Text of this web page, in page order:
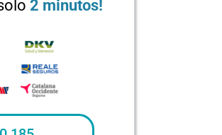
2 minutos!